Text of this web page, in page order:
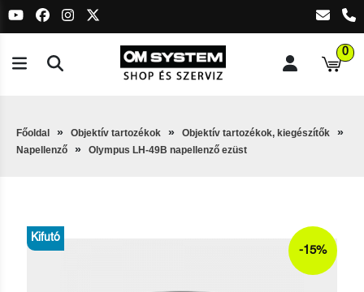
0
Főoldal Objektív tartozékok
Objektív tartozékok, kiegészítők
Napellenző
Olympus LH-49B napellenző ezüst
Kifutó
-15%